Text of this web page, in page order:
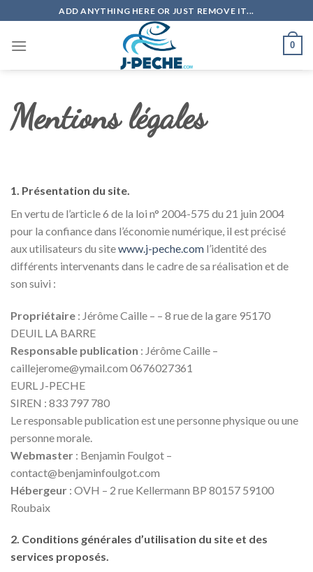
to
content
ADD ANYTHING HERE OR JUST REMOVE IT...
0
Mentions légales
1. Présentation du site.
En vertu de l’article 6 de la loi n° 2004-575 du 21 juin 2004
pour la confiance dans l’économie numérique, il est précisé
aux utilisateurs du sitewww.j-peche.com l’identité des
différents intervenants dans le cadre de sa réalisation et de
son suivi :
Propriétaire : Jérôme Caille – – 8 rue de la gare 95170
DEUIL LA BARRE
Responsable publication : Jérôme Caille –
caillejerome@ymail.com 0676027361
EURL J-PECHE
SIREN : 833 797 780
Le responsable publication est une personne physique ou une
personne morale.
Webmaster : Benjamin Foulgot –
contact@benjaminfoulgot.com
Hébergeur : OVH – 2 rue Kellermann BP 80157 59100
Roubaix
2. Conditions générales d’utilisation du site et des
services proposés.